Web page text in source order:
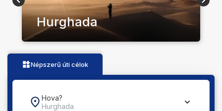
Hurghada
Népszerű úti célok
Hova?
Hurghada